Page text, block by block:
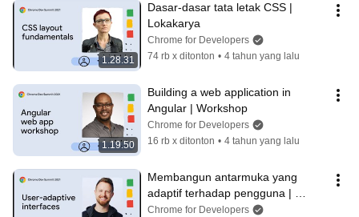
1.28.31
Dasar-dasar tata letak CSS |
Lokakarya
Chrome for Developers
74 rb x ditonton • 4 tahun yang lalu
1.19.50
Building a web application in
Angular | Workshop
Chrome for Developers
16 rb x ditonton • 4 tahun yang lalu
Membangun antarmuka yang
adaptif terhadap pengguna |
Lokakarya
Chrome for Developers